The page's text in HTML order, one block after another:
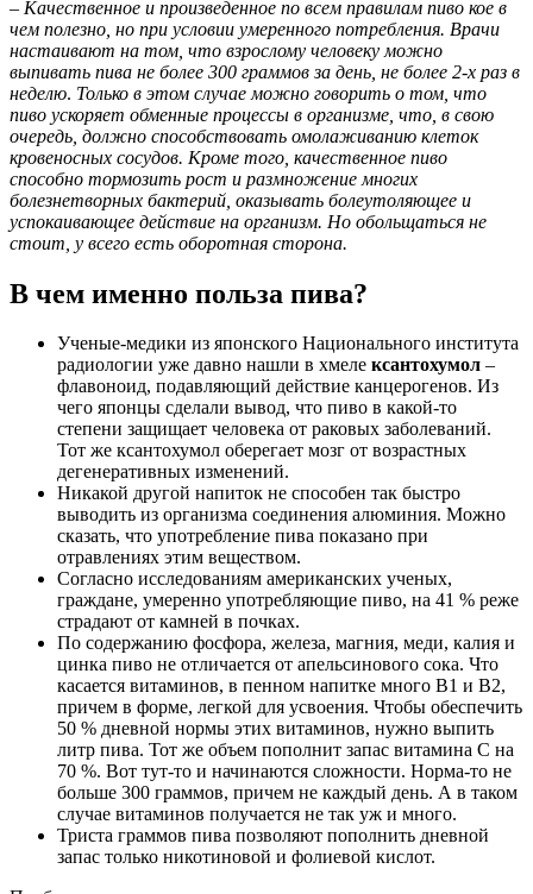
– Качественное и произведенное по всем правилам пиво кое в
чем полезно, но при условии умеренного потребления. Врачи
настаивают на том, что взрослому человеку можно
выпивать пива не более 300 граммов за день, не более 2-х раз в
неделю. Только в этом случае можно говорить о том, что
пиво ускоряет обменные процессы в организме, что, в свою
очередь, должно способствовать омолаживанию клеток
кровеносных сосудов. Кроме того, качественное пиво
способно тормозить рост и размножение многих
болезнетворных бактерий, оказывать болеутоляющее и
успокаивающее действие на организм. Но обольщаться не
стоит, у всего есть оборотная сторона.
В чем именно польза пива?
Ученые-медики из японского Национального института
радиологии уже давно нашли в хмеле ксантохумол –
флавоноид, подавляющий действие канцерогенов. Из
чего японцы сделали вывод, что пиво в какой-то
степени защищает человека от раковых заболеваний.
Тот же ксантохумол оберегает мозг от возрастных
дегенеративных изменений.
Никакой другой напиток не способен так быстро
выводить из организма соединения алюминия. Можно
сказать, что употребление пива показано при
отравлениях этим веществом.
Согласно исследованиям американских ученых,
граждане, умеренно употребляющие пиво, на 41 % реже
страдают от камней в почках.
По содержанию фосфора, железа, магния, меди, калия и
цинка пиво не отличается от апельсинового сока. Что
касается витаминов, в пенном напитке много В1 и В2,
причем в форме, легкой для усвоения. Чтобы обеспечить
50 % дневной нормы этих витаминов, нужно выпить
литр пива. Тот же объем пополнит запас витамина С на
70 %. Вот тут-то и начинаются сложности. Норма-то не
больше 300 граммов, причем не каждый день. А в таком
случае витаминов получается не так уж и много.
Триста граммов пива позволяют пополнить дневной
запас только никотиновой и фолиевой кислот.